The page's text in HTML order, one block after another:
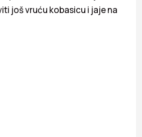
još vruću kobasicu i jaje na